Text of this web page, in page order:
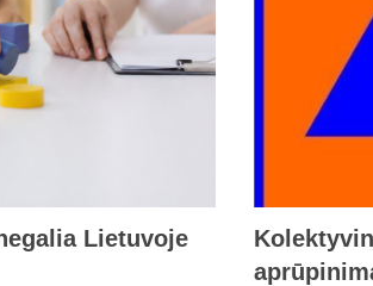
Lietuvoje